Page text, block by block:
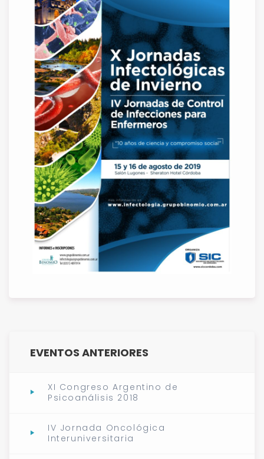
EVENTOS ANTERIORES
XI Congreso Argentino de
Psicoanálisis 2018
IV Jornada Oncológica
Interuniversitaria